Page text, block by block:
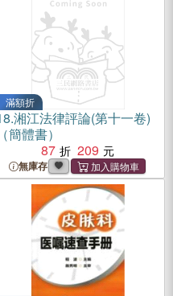
滿額折
湘江法律評論(第十一卷)
（簡體書）
87
209
無庫存